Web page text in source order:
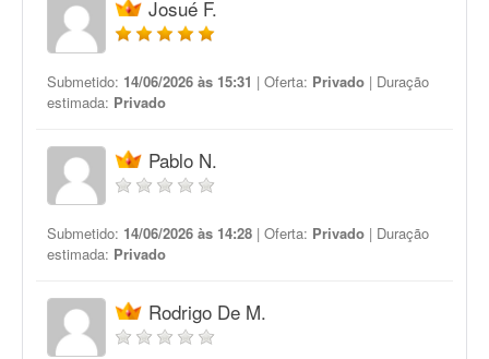
Josué F.
Submetido: 14/06/2026 às 15:31 | Oferta: Privado | Duração
estimada: Privado
Pablo N.
Submetido: 14/06/2026 às 14:28 | Oferta: Privado | Duração
estimada: Privado
Rodrigo De M.